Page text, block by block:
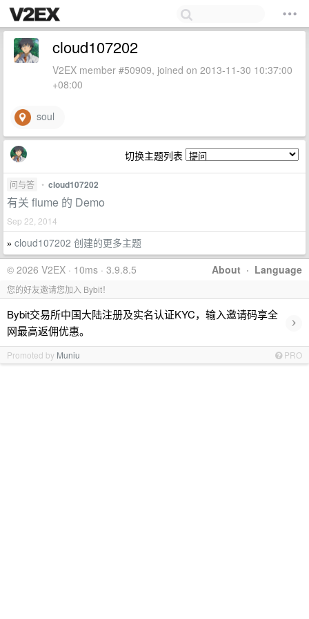
cloud107202
V2EX member #50909, joined on 2013-11-30 10:37:00
+08:00
soul
切换主题列表
问与答 • cloud107202
有关 flume 的 Demo
Sep 22, 2014
» cloud107202 创建的更多主题
About · Language
© 2026 V2EX · 10ms · 3.9.8.5
您的好友邀请您加入 Bybit！
Bybit交易所中国大陆注册及实名认证KYC，输入邀请码享全
网最高返佣优惠。
›
Promoted by Muniu PRO